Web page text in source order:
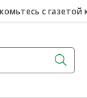
с газетой